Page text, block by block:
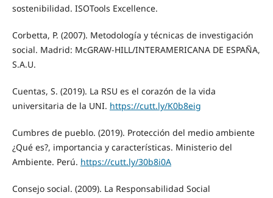
sostenibilidad. ISOTools Excellence.
Corbetta, P. (2007). Metodología y técnicas de investigación
social. Madrid: McGRAW-HILL/INTERAMERICANA DE ESPAÑA,
S.A.U.
Cuentas, S. (2019). La RSU es el corazón de la vida
universitaria de la UNI. https://cutt.ly/K0b8eig
Cumbres de pueblo. (2019). Protección del medio ambiente
¿Qué es?, importancia y características. Ministerio del
Ambiente. Perú. https://cutt.ly/30b8i0A
Consejo social. (2009). La Responsabilidad Social